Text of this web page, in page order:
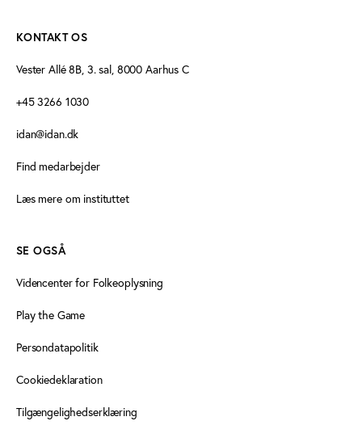
KONTAKT OS
Vester Allé 8B, 3. sal, 8000 Aarhus C
+45 3266 1030
idan@idan.dk
Find medarbejder
Læs mere om instituttet
SE OGSÅ
Videncenter for Folkeoplysning
Play the Game
Persondatapolitik
Cookiedeklaration
Tilgængelighedserklæring